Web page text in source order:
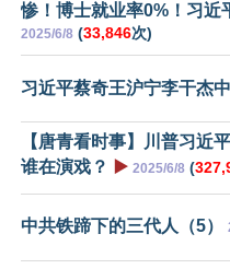
惨！博士就业率0%！习近
2025/6/8 (33,846次)
习近平蔡奇王沪宁李干杰
【唐青看时事】川普习近
谁在演戏？
▶️ 2025/6/8 (
中共铁蹄下的三代人（5）